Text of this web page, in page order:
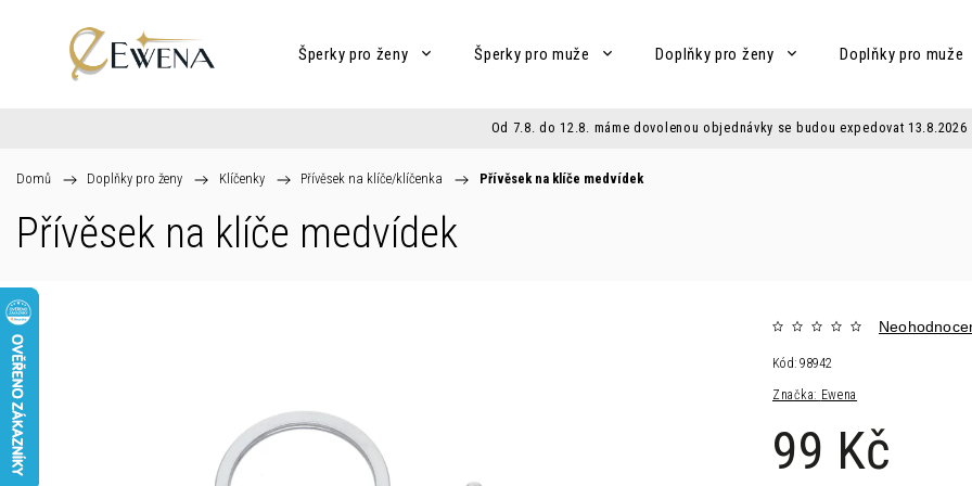
Šperky pro ženy Šperky pro muže Doplňky pro ženy Doplňky pro muže
Od 7.8. do 12.8. máme dovolenou objednávky se budou expedovat 13.8.2026
Domů / Doplňky pro ženy / Klíčenky / Přívěsek na klíče/klíčenka / Přívěsek na klíče medvídek
Přívěsek na klíče medvídek
Značka: Ewena
99 Kč
Kód: 98942